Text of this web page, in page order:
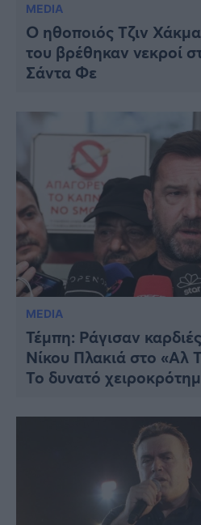
MEDIA
Ο ηθοποιός Τζιν
του βρέθηκαν νεκροί
Σάντα Φε
MEDIA
Τέμπη: Ράγισαν
Νίκου Πλακιά στο «Αλ
Το δυνατό